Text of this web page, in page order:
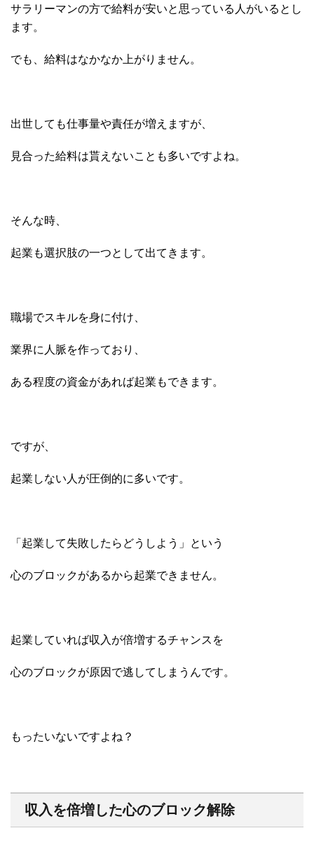
サラリーマンの方で給料が安いと思っている人がいるとし
ます。
でも、給料はなかなか上がりません。
出世しても仕事量や責任が増えますが、
見合った給料は貰えないことも多いですよね。
そんな時、
起業も選択肢の一つとして出てきます。
職場でスキルを身に付け、
業界に人脈を作っており、
ある程度の資金があれば起業もできます。
ですが、
起業しない人が圧倒的に多いです。
「起業して失敗したらどうしよう」という
心のブロックがあるから起業できません。
起業していれば収入が倍増するチャンスを
心のブロックが原因で逃してしまうんです。
もったいないですよね？
収入を倍増した心のブロック解除